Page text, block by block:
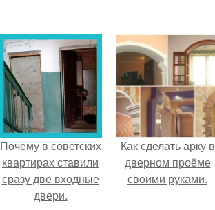
Почему в советских
квартирах ставили
сразу две входные
двери.
Как сделать арку в
дверном проёме
своими руками.